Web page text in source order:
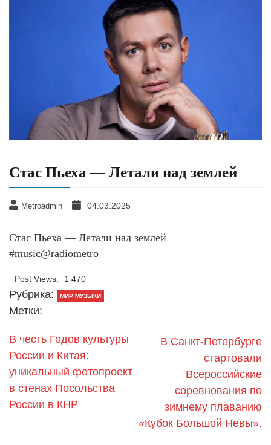
Стас Пьеха — Летали над землей
Metroadmin 04.03.2025
Стас Пьеха — Летали над землей
#music@radiometro
Post Views: 1 470
Рубрика: МИР МУЗЫКИ
Метки:
В честь Годов культуры
России и Китая:
уникальный фотопроект
в стенах Посольства
России в КНР
В Санкт-Петербурге
стартовали
Всероссийские
соревнования по
зимнему плаванию
«Кубок Большой Невы».